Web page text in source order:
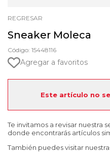
REGRESAR
Sneaker Moleca
Código: 15448116
Agregar a favoritos
Este artículo no
Te invitamos a revisar nuestra
donde encontrarás artículos
También puedes visitar